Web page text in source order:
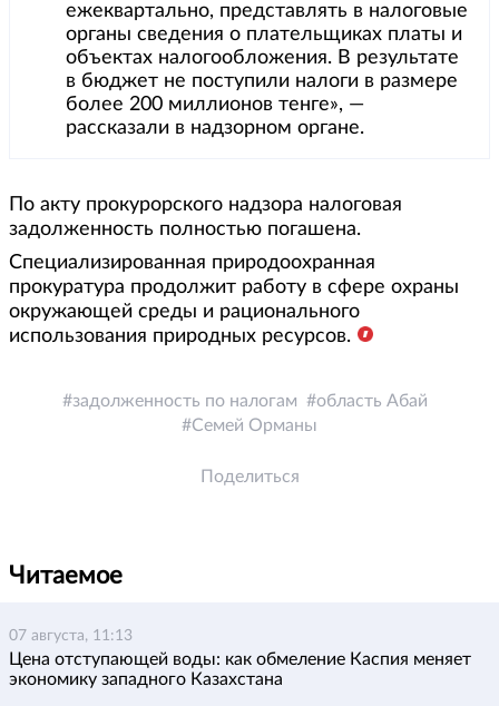
ежеквартально, представлять в налоговые
органы сведения о плательщиках платы и
объектах налогообложения. В результате
в бюджет не поступили налоги в размере
более 200 миллионов тенге», —
рассказали в надзорном органе.
По акту прокурорского надзора налоговая
задолженность полностью погашена.
Специализированная природоохранная
прокуратура продолжит работу в сфере охраны
окружающей среды и рационального
использования природных ресурсов.
задолженность по налогам
область Абай
Семей Орманы
Поделиться
Читаемое
07 августа, 11:13
Цена отступающей воды: как обмеление Каспия меняет
экономику западного Казахстана